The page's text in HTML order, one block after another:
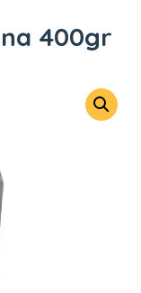
400gr